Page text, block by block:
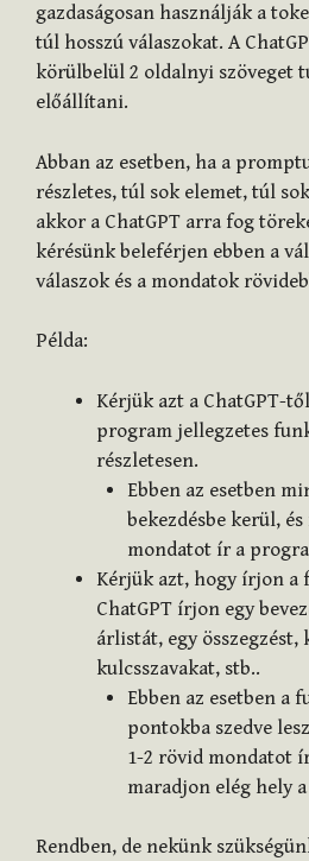
gazdaságosan használják a
túl hosszú válaszokat. A
körülbelül 2 oldalnyi szöveget
előállítani.
Abban az esetben, ha a
részletes, túl sok elemet, túl
akkor a ChatGPT arra fog
kérésünk beleférjen ebben a
válaszok és a mondatok
Példa:
Kérjük azt a ChatGPT-
program jellegzetes
részletesen.
Ebben az esetben
bekezdésbe kerül,
mondatot ír a
Kérjük azt, hogy írjon a
ChatGPT írjon egy
árlistát, egy összegzést,
kulcsszavakat, stb..
Ebben az esetben a
pontokba szedve
1-2 rövid mondatot
maradjon elég hely
Rendben, de nekünk